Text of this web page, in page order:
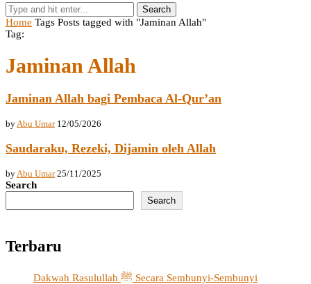
Search
Home Tags Posts tagged with "Jaminan Allah"
Tag:
Jaminan Allah
Jaminan Allah bagi Pembaca Al-Qur’an
by Abu Umar 12/05/2026
Saudaraku, Rezeki, Dijamin oleh Allah
by Abu Umar 25/11/2025
Search
Search
Terbaru
Dakwah Rasulullah ﷺ Secara Sembunyi-Sembunyi